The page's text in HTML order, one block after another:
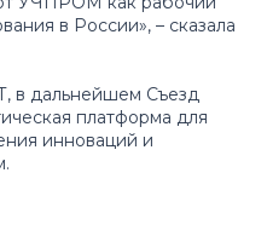
в России», – сказала
в дальнейшем Съезд
платформа для
инноваций и